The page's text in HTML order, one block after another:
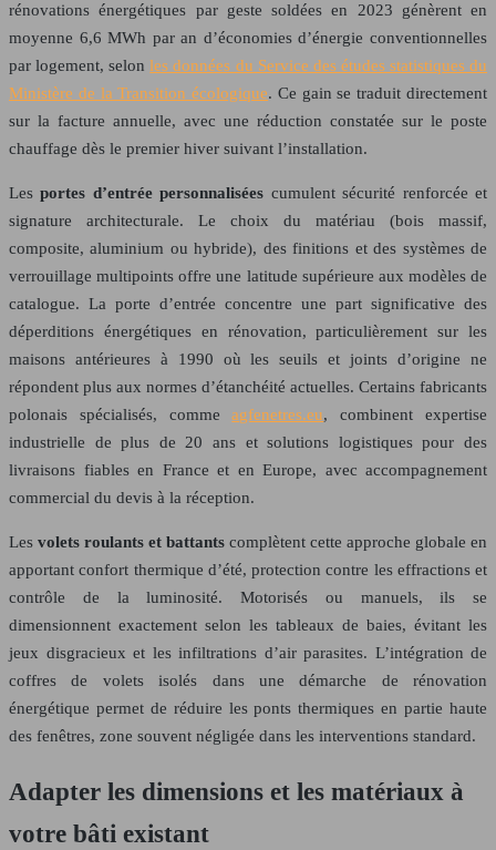
rénovations énergétiques par geste soldées en 2023 génèrent en
moyenne 6,6 MWh par an d’économies d’énergie conventionnelles
par logement, selonles données du Service des études statistiques du
Ministère de la Transition écologique. Ce gain se traduit directement
sur la facture annuelle, avec une réduction constatée sur le poste
chauffage dès le premier hiver suivant l’installation.
Lesportes d’entrée personnalisées cumulent sécurité renforcée et
signature architecturale. Le choix du matériau (bois massif,
composite, aluminium ou hybride), des finitions et des systèmes de
verrouillage multipoints offre une latitude supérieure aux modèles de
catalogue. La porte d’entrée concentre une part significative des
déperditions énergétiques en rénovation, particulièrement sur les
maisons antérieures à 1990 où les seuils et joints d’origine ne
répondent plus aux normes d’étanchéité actuelles. Certains fabricants
polonais spécialisés, commeagfenetres.eu, combinent expertise
industrielle de plus de 20 ans et solutions logistiques pour des
livraisons fiables en France et en Europe, avec accompagnement
commercial du devis à la réception.
Les volets roulants et battants complètent cette approche globale en
apportant confort thermique d’été, protection contre les effractions et
contrôle de la luminosité. Motorisés ou manuels, ils se
dimensionnent exactement selon les tableaux de baies, évitant les
jeux disgracieux et les infiltrations d’air parasites. L’intégration de
coffres de volets isolés dans une démarche de rénovation
énergétique permet de réduire les ponts thermiques en partie haute
des fenêtres, zone souvent négligée dans les interventions standard.
Adapter les dimensions et les matériaux à
votre bâti existant